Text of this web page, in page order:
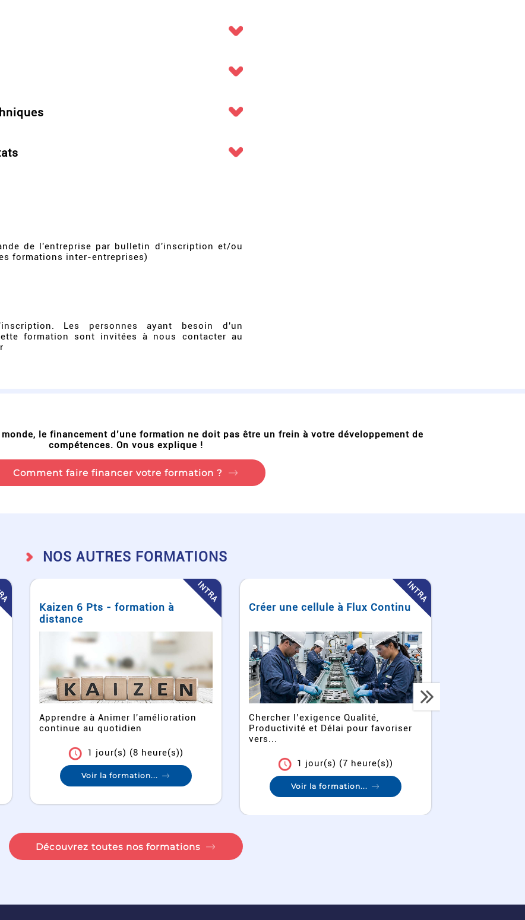
de l'entreprise par bulletin d'inscription et/ou
formations inter-entreprises)
Les personnes ayant besoin d'un
formation sont invitées à nous contacter au
le financement d’une formation ne doit pas être un frein à votre développement de
compétences. On vous explique !
Comment faire financer votre formation ?
NOS AUTRES FORMATIONS
INTRA
Créer une cellule à Flux Continu
Chercher l’exigence Qualité,
Productivité et Délai pour favoriser
1 jour(s) (7 heure(s))
Voir la formation...
INTRA
Kaizen 6 Pts
Animer au quotidien l'amélioration
continue avec mise en pratique
Voir la formation...
Découvrez toutes nos formations